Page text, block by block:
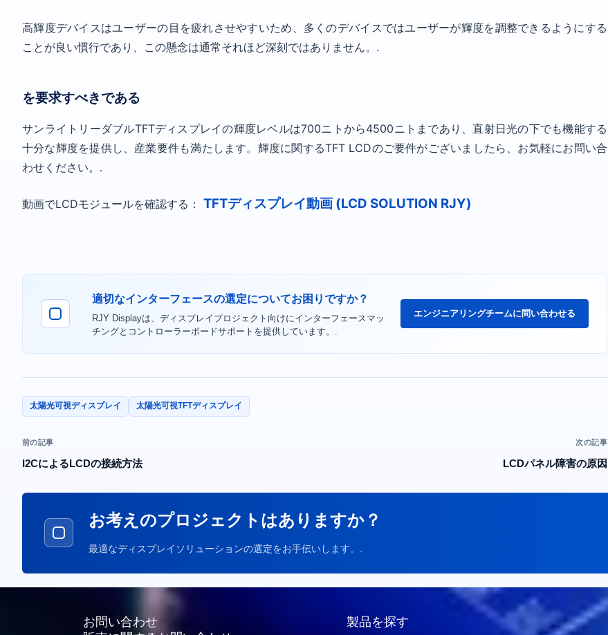
高輝度デバイスはユーザーの目を疲れさせやすいため、多くのデバイスではユーザーが輝度を調整できるようにする
ことが良い慣行であり、この懸念は通常それほど深刻ではありません。.
を要求すべきである
サンライトリーダブルTFTディスプレイの輝度レベルは700ニトから4500ニトまであり、直射日光の下でも機能する
十分な輝度を提供し、産業要件も満たします。輝度に関するTFT LCDのご要件がございましたら、お気軽にお問い合
わせください。.
動画でLCDモジュールを確認する： TFTディスプレイ動画 (LCD SOLUTION RJY)
適切なインターフェースの選定についてお困りですか？
RJY Displayは、ディスプレイプロジェクト向けにインターフェースマッ
チングとコントローラーボードサポートを提供しています。.
エンジニアリングチームに問い合わせる
太陽光可視ディスプレイ 太陽光可視TFTディスプレイ
前の記事
I2CによるLCDの接続方法
次の記事
LCDパネル障害の原因
お考えのプロジェクトはありますか？
最適なディスプレイソリューションの選定をお手伝いします。.
お問い合わせ
製品を探す